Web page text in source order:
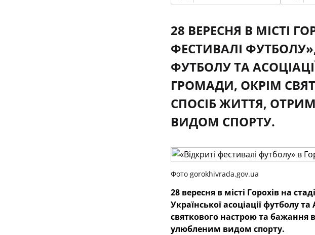
28 ВЕРЕСНЯ В МІСТІ
ФЕСТИВАЛІ
ФУТБОЛУ ТА
ГРОМАДИ, ОКРІМ
СПОСІБ ЖИТТЯ,
ВИДОМ СПОРТУ.
Фото gorokhivrada.gov.ua
28 вересня в місті Горохів на
Української асоціації футболу
святкового настрою та бажання
улюбленим видом спорту.